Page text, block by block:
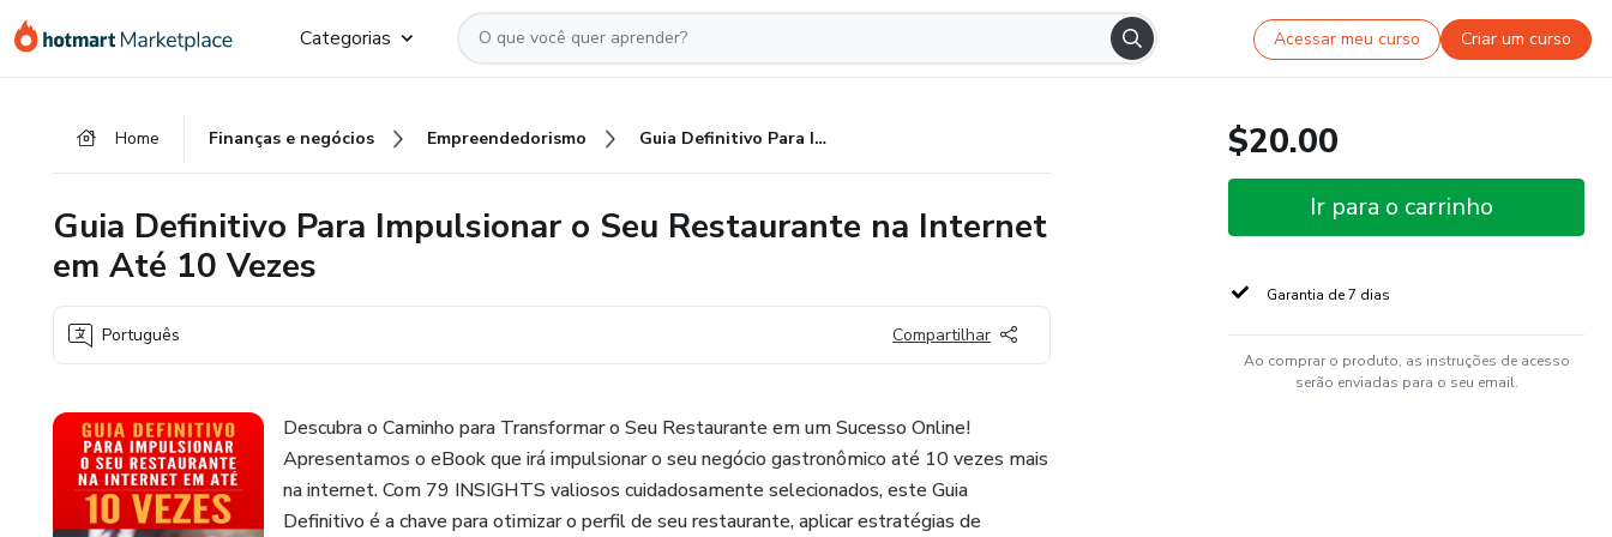
para
para
para
Categorias Acessar meu curso Criar um curso
Home Finanças e negócios Empreendedorismo Guia Definitivo Para Impulsionar o Seu Restaurante na Internet em Até 10 Vezes
Guia Definitivo Para Impulsionar o Seu Restaurante na Internet
em Até 10 Vezes
Português Compartilhar
Descubra o Caminho para Transformar o Seu Restaurante em um Sucesso Online!
Apresentamos o eBook que irá impulsionar o seu negócio gastronômico até 10 vezes mais
na internet. Com 79 INSIGHTS valiosos cuidadosamente selecionados, este Guia
Definitivo é a chave para otimizar o perfil de seu restaurante, aplicar estratégias de
$20.00
Ir para o carrinho
Garantia de 7 dias
Ao comprar o produto, as instruções de acesso
serão enviadas para o seu email.